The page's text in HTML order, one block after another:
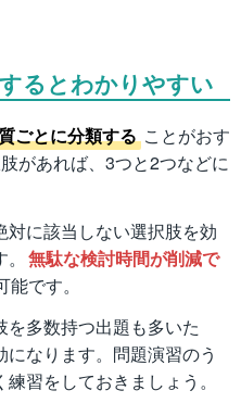
るとわかりやすい
ごとに分類する ことがおす
があれば、3つと2つなどに
に該当しない選択肢を効
無駄な検討時間が削減で
です。
多数持つ出題も多いた
なります。問題演習のう
習をしておきましょう。